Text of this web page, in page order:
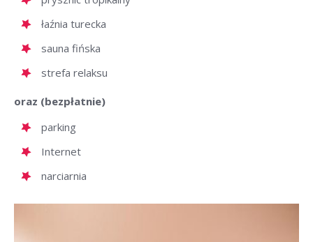
łaźnia turecka
sauna fińska
strefa relaksu
oraz (bezpłatnie)
parking
Internet
narciarnia